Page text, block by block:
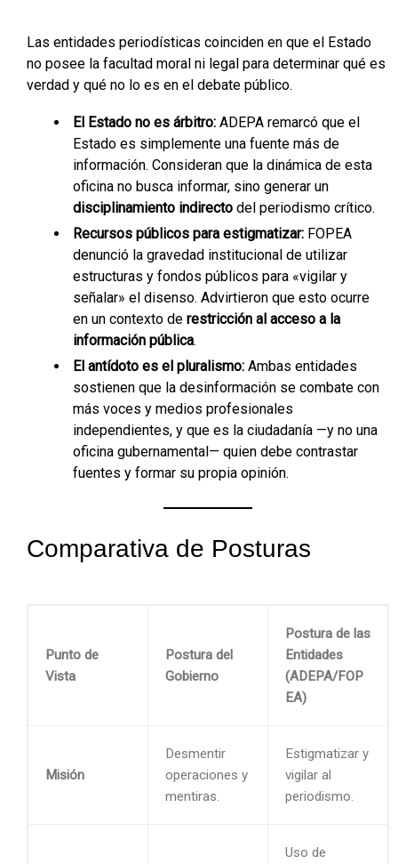
Las entidades periodísticas coinciden en que el Estado
no posee la facultad moral ni legal para determinar qué es
verdad y qué no lo es en el debate público.
El Estado no es árbitro: ADEPA remarcó que el
Estado es simplemente una fuente más de
información. Consideran que la dinámica de esta
oficina no busca informar, sino generar un
disciplinamiento indirecto del periodismo crítico.
Recursos públicos para estigmatizar: FOPEA
denunció la gravedad institucional de utilizar
estructuras y fondos públicos para «vigilar y
señalar» el disenso. Advirtieron que esto ocurre
en un contexto de restricción al acceso a la
información pública.
El antídoto es el pluralismo: Ambas entidades
sostienen que la desinformación se combate con
más voces y medios profesionales
independientes, y que es la ciudadanía —y no una
oficina gubernamental— quien debe contrastar
fuentes y formar su propia opinión.
Comparativa de Posturas
Punto de
Vista
Postura del
Gobierno
Postura de las
Entidades
(ADEPA/FOP
EA)
Misión
Desmentir
operaciones y
mentiras.
Estigmatizar y
vigilar al
periodismo.
Uso de